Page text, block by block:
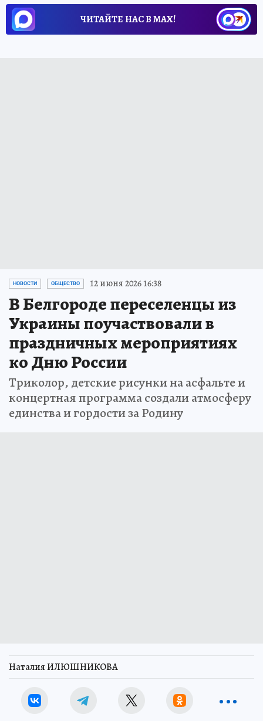
ЧИТАЙТЕ НАС В МАХ!
НОВОСТИ ОБЩЕСТВО 12 июня 2026 16:38
В Белгороде переселенцы из
Украины поучаствовали в
праздничных мероприятиях
ко Дню России
Триколор, детские рисунки на асфальте и
концертная программа создали атмосферу
единства и гордости за Родину
Наталия ИЛЮШНИКОВА